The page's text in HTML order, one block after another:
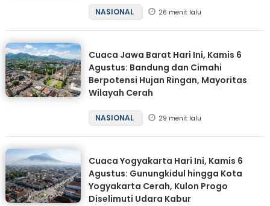
NASIONAL 26 menit lalu
Cuaca Jawa Barat Hari Ini, Kamis 6
Agustus: Bandung dan Cimahi
Berpotensi Hujan Ringan, Mayoritas
Wilayah Cerah
NASIONAL 29 menit lalu
Cuaca Yogyakarta Hari Ini, Kamis 6
Agustus: Gunungkidul hingga Kota
Yogyakarta Cerah, Kulon Progo
Diselimuti Udara Kabur